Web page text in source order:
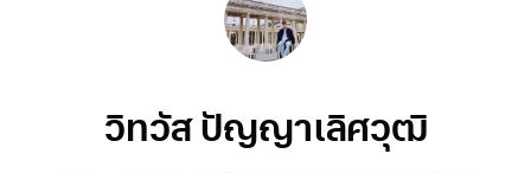
วิทวัส ปัญญาเลิศวุฒิ